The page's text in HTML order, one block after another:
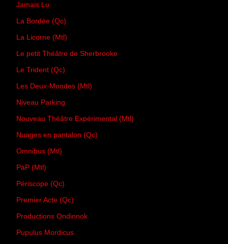
Jamais Lu
La Bordée (Qc)
La Licorne (Mtl)
Le petit Théâtre de Sherbrooke
Le Trident (Qc)
Les Deux-Mondes (Mtl)
Niveau Parking
Nouveau Théâtre Expérimental (Mtl)
Nuages en pantalon (Qc)
Omnibus (Mtl)
PàP (Mtl)
Périscope (Qc)
Premier Acte (Qc)
Productions Ondinnok
Pupulus Mordicus